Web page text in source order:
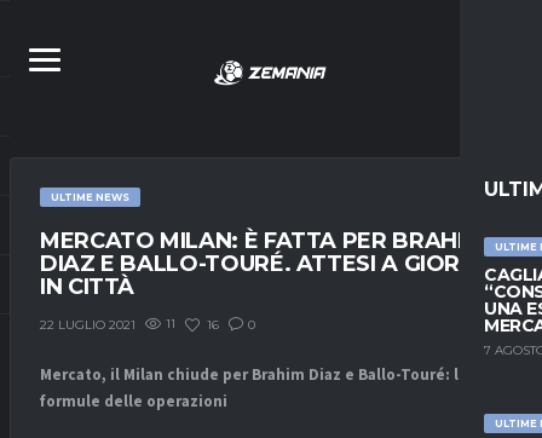
ULTIME
UNA
7
ULTIME
ULTIME NEWS
MERCATO MILAN: È FATTA PER BRAHIM
DIAZ E BALLO-TOURÉ. ATTESI A GIORNI
IN CITTÀ
22 LUGLIO 2021 11 16 0
Mercato, il Milan chiude per Brahim Diaz e Ballo-Touré: le
formule delle operazioni